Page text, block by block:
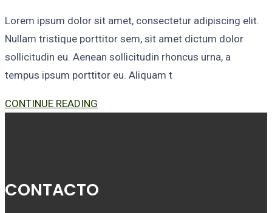
Lorem ipsum dolor sit amet, consectetur adipiscing elit.
Nullam tristique porttitor sem, sit amet dictum dolor
sollicitudin eu. Aenean sollicitudin rhoncus urna, a
tempus ipsum porttitor eu. Aliquam t
CONTINUE READING
CONTACTO